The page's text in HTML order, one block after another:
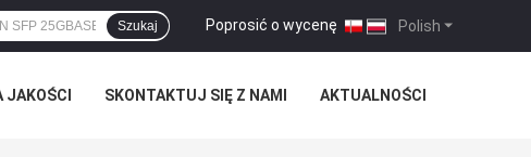
Polish
Poprosić o wycenę |
Szukaj
JAKOŚCI SKONTAKTUJ SIĘ Z NAMI AKTUALNOŚCI